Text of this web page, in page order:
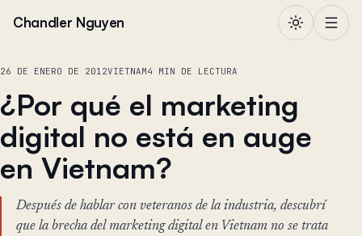
Chandler Nguyen
26 DE ENERO DE 2012VIETNAM4 MIN DE LECTURA
¿Por qué el marketing
digital no está en auge
en Vietnam?
Después de hablar con veteranos de la industria, descubrí
que la brecha del marketing digital en Vietnam no se trata